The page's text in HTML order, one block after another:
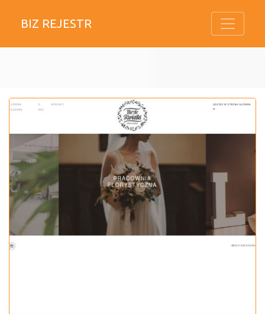
BIZ REJESTR